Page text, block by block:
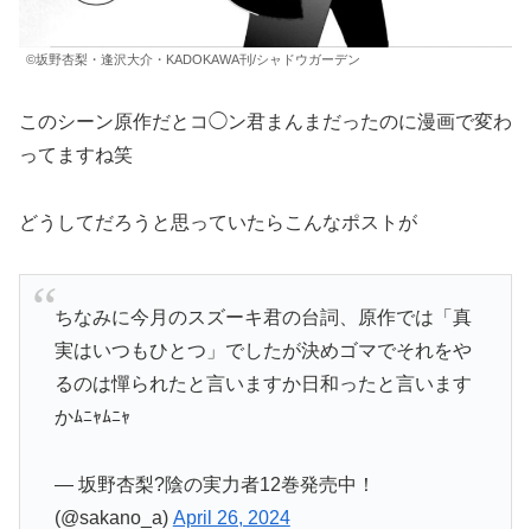
©坂野杏梨・逢沢大介・KADOKAWA刊/シャドウガーデン
このシーン原作だとコ◯ン君まんまだったのに漫画で変わ
ってますね笑
どうしてだろうと思っていたらこんなポストが
ちなみに今月のスズーキ君の台詞、原作では「真
実はいつもひとつ」でしたが決めゴマでそれをや
るのは憚られたと言いますか日和ったと言います
かﾑﾆｬﾑﾆｬ
— 坂野杏梨?陰の実力者12巻発売中！
(@sakano_a) April 26, 2024